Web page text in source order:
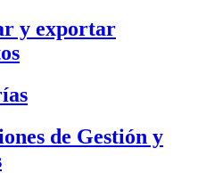
y exportar
de Gestión y